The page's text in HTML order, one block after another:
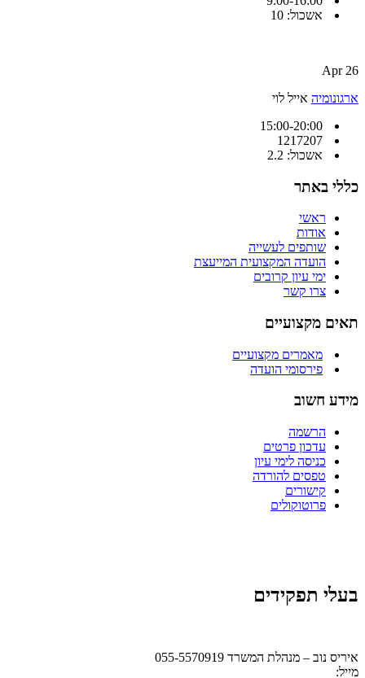
אשכול: 10
26 Apr
ארגונומיה אייל לוי
אשכול: 2.2
כללי באתר
ראשי
אודות
שותפים לעשייה
הועדה המקצועית המייעצת
ימי עיון קרובים
צרו קשר
תאים מקצועיים
מאמרים מקצועיים
פירסומי הועדה
מידע חשוב
הרשמה
עדכון פרטים
כניסה לימי עיון
טפסים להורדה
קישורים
פרוטוקולים
בעלי תפקידים
איריס נוב – מנהלת המשרד 055-5570919
מייל: